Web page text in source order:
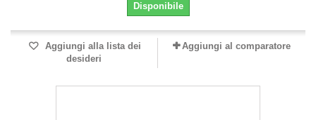
Disponibile
Aggiungi alla lista dei
desideri
Aggiungi al comparatore